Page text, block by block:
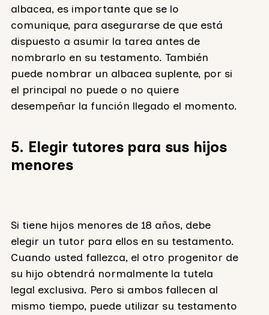
albacea, es importante que se lo
comunique, para asegurarse de que está
dispuesto a asumir la tarea antes de
nombrarlo en su testamento. También
puede nombrar un albacea suplente, por si
el principal no puede o no quiere
desempeñar la función llegado el momento.
5. Elegir tutores para sus hijos
menores
Si tiene hijos menores de 18 años, debe
elegir un tutor para ellos en su testamento.
Cuando usted fallezca, el otro progenitor de
su hijo obtendrá normalmente la tutela
legal exclusiva. Pero si ambos fallecen al
mismo tiempo, puede utilizar su testamento